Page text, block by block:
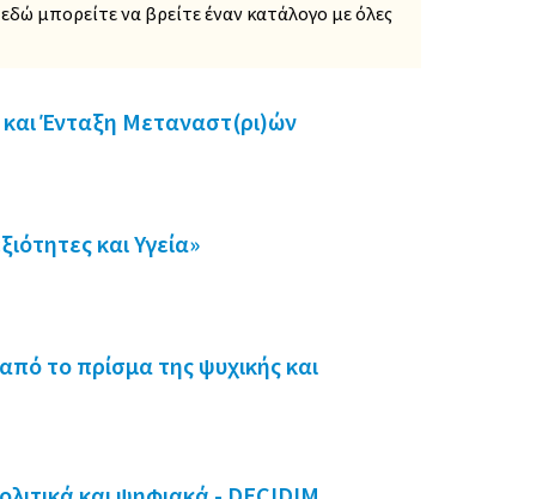
μπορείτε να βρείτε έναν κατάλογο με όλες
Ένταξη Μεταναστ(ρι)ών
και Υγεία»
το πρίσμα της ψυχικής και